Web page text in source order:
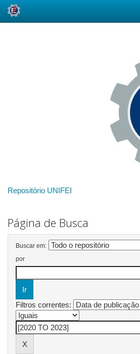
Repositório UNIFEI
Página de Busca
Buscar em:
por
Filtros correntes: